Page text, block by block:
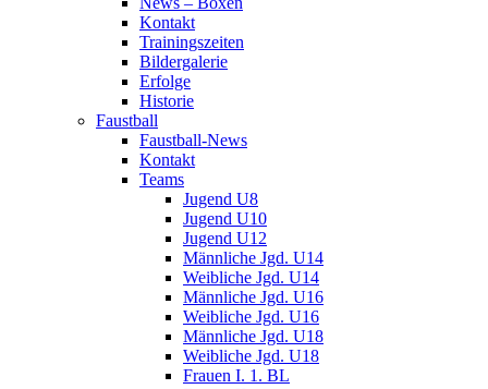
Kontakt
Trainingszeiten
Bildergalerie
Erfolge
Historie
Faustball
Faustball-News
Kontakt
Teams
Jugend U8
Jugend U10
Jugend U12
Männliche Jgd. U14
Weibliche Jgd. U14
Männliche Jgd. U16
Weibliche Jgd. U16
Männliche Jgd. U18
Weibliche Jgd. U18
Frauen I. 1. BL